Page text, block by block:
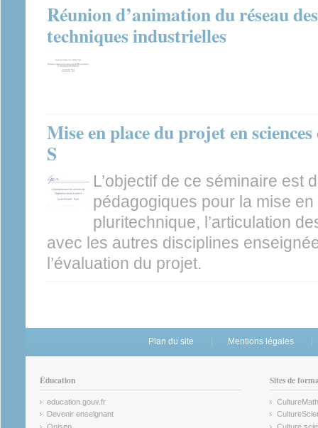
Réunion d’animation du réseau
techniques industrielles
Mise en place du projet en
S
L’objectif de ce séminaire est
pédagogiques pour la mise
pluritechnique, l’articulation
avec les autres disciplines
l’évaluation du projet.
Plan du site Mentions légales
Éducation
education.gouv.fr
(link is external)
Devenir enseignant
(link is external)
Sites de
CultureMath
(link is
(link is